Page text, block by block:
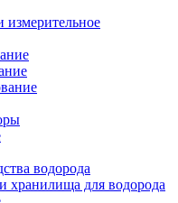
измерительное
водорода
хранилища для водорода